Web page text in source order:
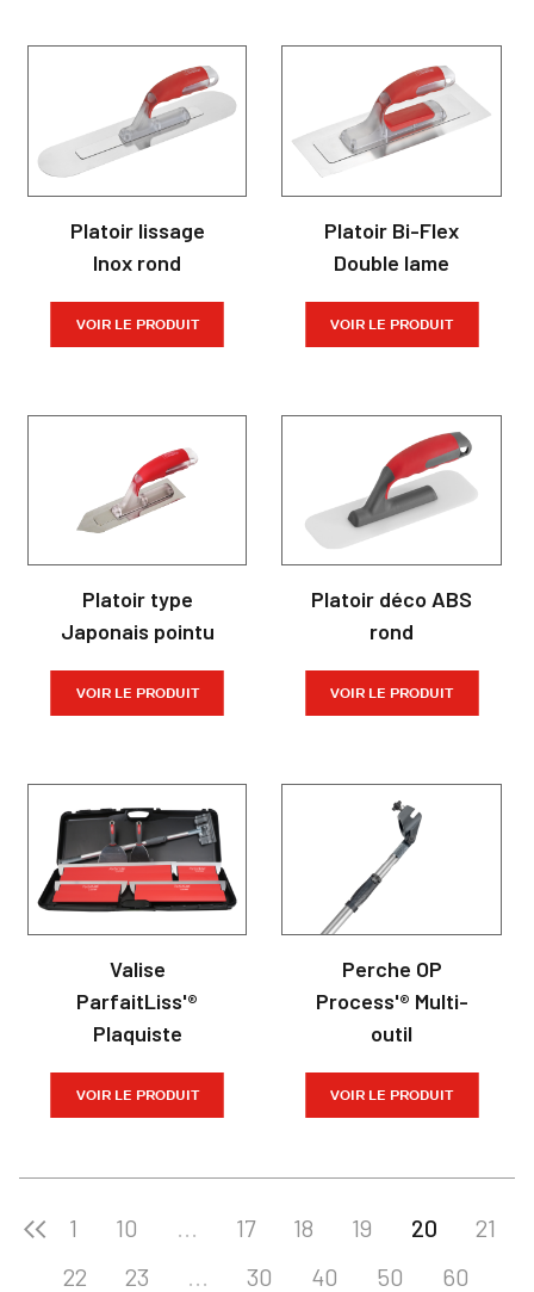
Platoir lissage
Inox rond
VOIR LE PRODUIT
Platoir Bi-Flex
Double lame
VOIR LE PRODUIT
Platoir type
Japonais pointu
VOIR LE PRODUIT
Platoir déco ABS
rond
VOIR LE PRODUIT
Valise
ParfaitLiss'®
Plaquiste
VOIR LE PRODUIT
Perche OP
Process'® Multi-
outil
VOIR LE PRODUIT
1 10 ... 17 18 19 20
21
22
23 ... 30 40 50
60